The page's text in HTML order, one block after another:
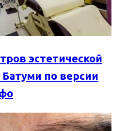
эстетической
по версии